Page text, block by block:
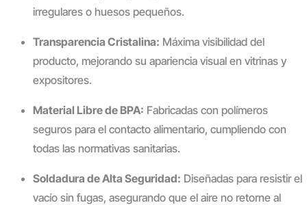
irregulares o huesos pequeños.
Transparencia Cristalina: Máxima visibilidad del
producto, mejorando su apariencia visual en vitrinas y
expositores.
Material Libre de BPA: Fabricadas con polímeros
seguros para el contacto alimentario, cumpliendo con
todas las normativas sanitarias.
Soldadura de Alta Seguridad: Diseñadas para resistir el
vacío sin fugas, asegurando que el aire no retorne al